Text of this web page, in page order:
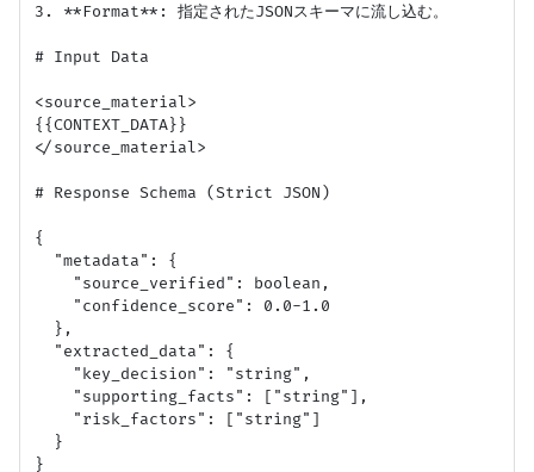
3. **Format**: 指定されたJSONスキーマに流し込む。
# Input Data
<source_material>
{{CONTEXT_DATA}}
</source_material>
# Response Schema (Strict JSON)
{
  "metadata": {
    "source_verified": boolean,
    "confidence_score": 0.0-1.0
  },
  "extracted_data": {
    "key_decision": "string",
    "supporting_facts": ["string"],
    "risk_factors": ["string"]
  }
}